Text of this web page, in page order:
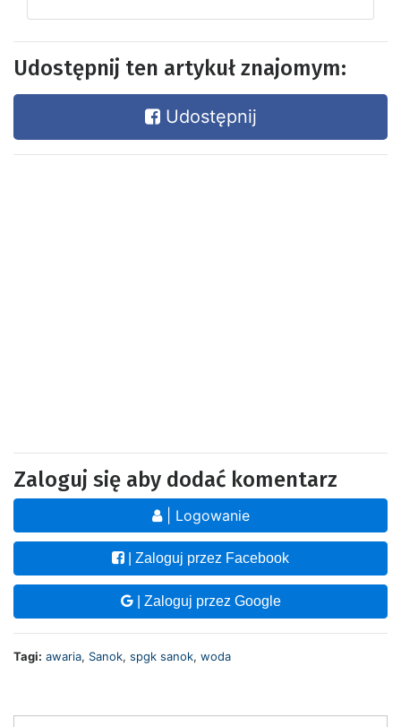
Udostępnij ten artykuł znajomym:
Udostępnij
Zaloguj się aby dodać komentarz
| Logowanie
| Zaloguj przez Facebook
| Zaloguj przez Google
Tagi: awaria, Sanok, spgk sanok, woda